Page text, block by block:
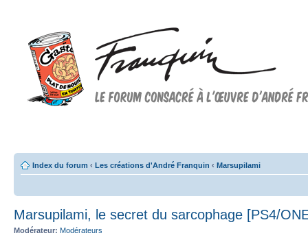
Index du forum ‹ Les créations d'André Franquin ‹ Marsupilami
Marsupilami, le secret du sarcophage [PS4/
Modérateur: Modérateurs